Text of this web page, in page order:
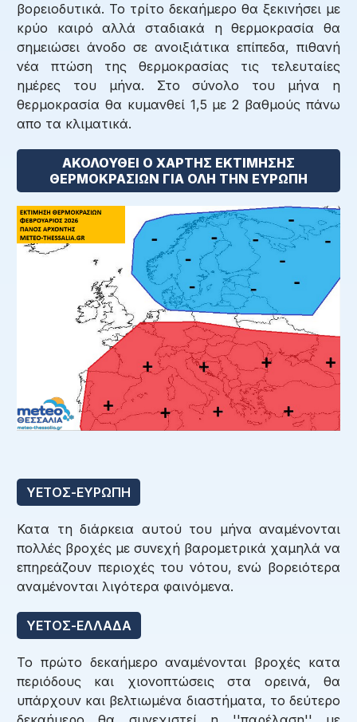
βορειοδυτικά. Το τρίτο δεκαήμερο θα ξεκινήσει με
κρύο καιρό αλλά σταδιακά η θερμοκρασία θα
σημειώσει άνοδο σε ανοιξιάτικα επίπεδα, πιθανή
νέα πτώση της θερμοκρασίας τις τελευταίες
ημέρες του μήνα. Στο σύνολο του μήνα η
θερμοκρασία θα κυμανθεί 1,5 με 2 βαθμούς πάνω
απο τα κλιματικά.
ΑΚΟΛΟΥΘΕΙ Ο ΧΑΡΤΗΣ ΕΚΤΙΜΗΣΗΣ
ΘΕΡΜΟΚΡΑΣΙΩΝ ΓΙΑ ΟΛΗ ΤΗΝ ΕΥΡΩΠΗ
ΥΕΤΟΣ-ΕΥΡΩΠΗ
Κατα τη διάρκεια αυτού του μήνα αναμένονται
πολλές βροχές με συνεχή βαρομετρικά χαμηλά να
επηρεάζουν περιοχές του νότου, ενώ βορειότερα
αναμένονται λιγότερα φαινόμενα.
ΥΕΤΟΣ-ΕΛΛΑΔΑ
Το πρώτο δεκαήμερο αναμένονται βροχές κατα
περιόδους και χιονοπτώσεις στα ορεινά, θα
υπάρχουν και βελτιωμένα διαστήματα, το δεύτερο